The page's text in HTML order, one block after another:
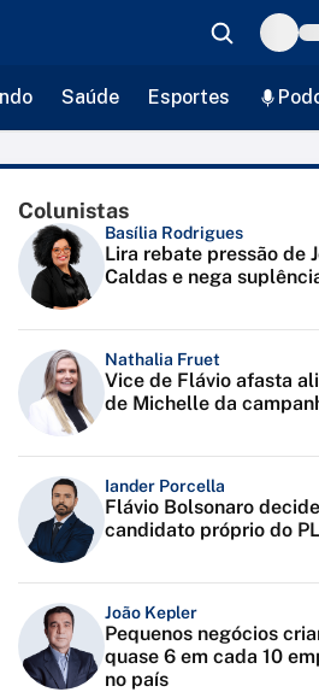
Saúde Esportes
Colunistas
Basília Rodrigues
Lira rebate pressão de
Caldas e nega
Nathalia Fruet
Vice de Flávio afasta
de Michelle da
Iander Porcella
Flávio Bolsonaro
candidato próprio do
João Kepler
Pequenos negócios
quase 6 em cada 10
no país